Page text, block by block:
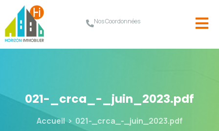
Nos Coordonnées
021-_crca_-_juin_2023.pdf
Accueil 021-_crca_-_juin_2023.pdf